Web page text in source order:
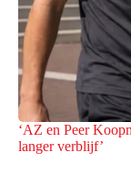
‘AZ en Peer
langer verblijf’